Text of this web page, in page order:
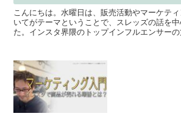
こんにちは。水曜日は、販売活動やマーケテ
いてがテーマということで、スレッズの話を
た。インスタ界隈のトップインフルエンサーの